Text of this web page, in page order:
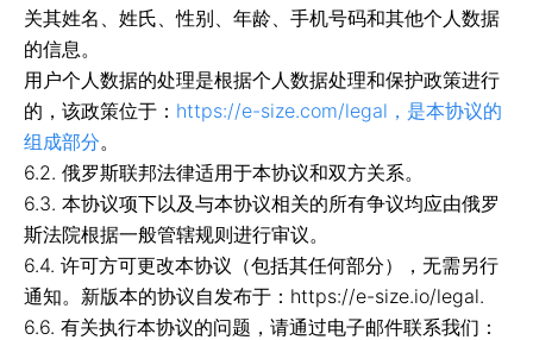
关其姓名、姓氏、性别、年龄、手机号码和其他个人数据
的信息。
用户个人数据的处理是根据个人数据处理和保护政策进行
的，该政策位于： https://e-size.com/legal，是本协议的
组成部分。
6.2. 俄罗斯联邦法律适用于本协议和双方关系。
6.3. 本协议项下以及与本协议相关的所有争议均应由俄罗
斯法院根据一般管辖规则进行审议。
6.4. 许可方可更改本协议（包括其任何部分），无需另行
通知。新版本的协议自发布于：https://e-size.io/legal.
6.6. 有关执行本协议的问题，请通过电子邮件联系我们：